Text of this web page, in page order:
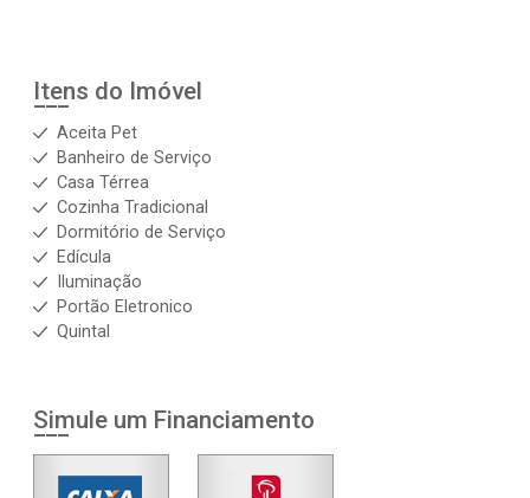
Itens do Imóvel
Aceita Pet
Banheiro de Serviço
Casa Térrea
Cozinha Tradicional
Dormitório de Serviço
Edícula
Iluminação
Portão Eletronico
Quintal
Simule um Financiamento